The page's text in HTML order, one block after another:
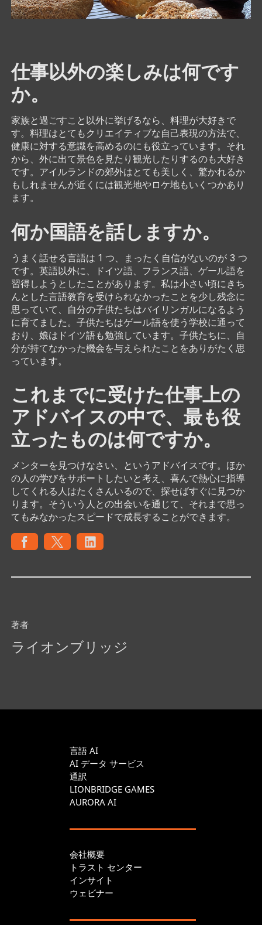
仕事以外の楽しみは何です
か。
家族と過ごすこと以外に挙げるなら、料理が大好きで
す。料理はとてもクリエイティブな自己表現の方法で、
健康に対する意識を高めるのにも役立っています。それ
から、外に出て景色を見たり観光したりするのも大好き
です。アイルランドの郊外はとても美しく、驚かれるか
もしれませんが近くには観光地やロケ地もいくつかあり
ます。
何か国語を話しますか。
うまく話せる言語は 1 つ、まったく自信がないのが 3 つ
です。英語以外に、ドイツ語、フランス語、ゲール語を
習得しようとしたことがあります。私は小さい頃にきち
んとした言語教育を受けられなかったことを少し残念に
思っていて、自分の子供たちはバイリンガルになるよう
に育てました。子供たちはゲール語を使う学校に通って
おり、娘はドイツ語も勉強しています。子供たちに、自
分が持てなかった機会を与えられたことをありがたく思
っています。
これまでに受けた仕事上の
アドバイスの中で、最も役
立ったものは何ですか。
メンターを見つけなさい、というアドバイスです。ほか
の人の学びをサポートしたいと考え、喜んで熱心に指導
してくれる人はたくさんいるので、探せばすぐに見つか
ります。そういう人との出会いを通じて、それまで思っ
てもみなかったスピードで成長することができます。
著者
ライオンブリッジ
言語 AI
AI データ サービス
通訳
LIONBRIDGE GAMES
AURORA AI
会社概要
トラスト センター
インサイト
ウェビナー